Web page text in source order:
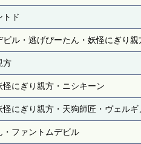
トド
ル・逃げぴーたん・妖怪にぎり親
方
にぎり親方・ニシキーン
にぎり親方・天狗師匠・ヴェルギ
ファントムデビル